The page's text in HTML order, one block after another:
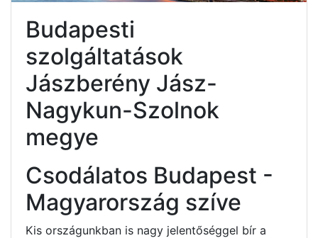
Budapesti
szolgáltatások
Jászberény Jász-
Nagykun-Szolnok
megye
Csodálatos Budapest -
Magyarország szíve
Kis országunkban is nagy jelentőséggel bír a